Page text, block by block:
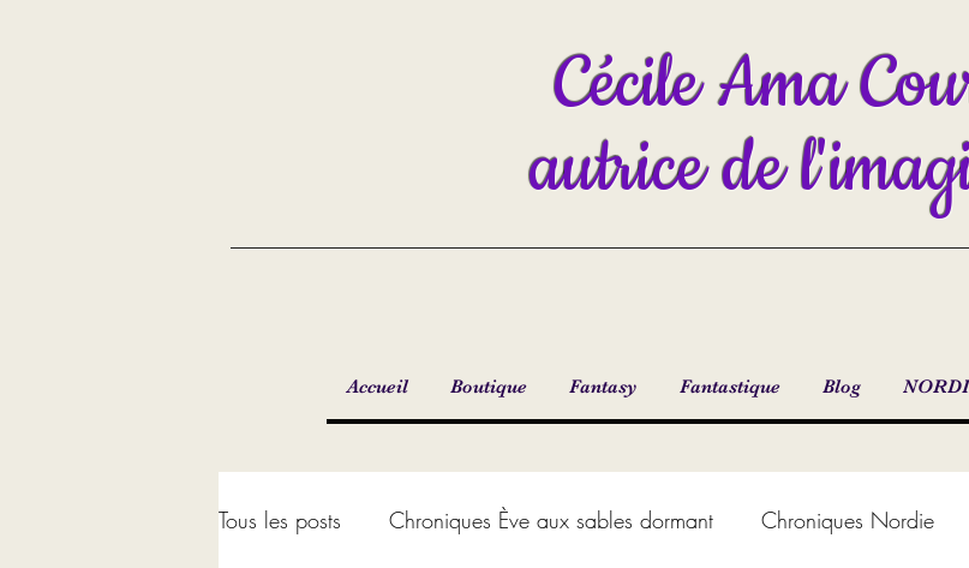
Cécile Ama
autrice de
Accueil Boutique Fantasy Fantastique Blog
Tous les posts Chroniques Ève aux sables dormant Chroniques Nordie